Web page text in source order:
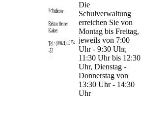
Schulleiter
Rektor Reiner
Kaiser
Tel.: (07621) 16754
-32
Die
Schulverwaltung
erreichen Sie von
Montag bis Freitag,
jeweils von 7:00
Uhr - 9:30 Uhr,
11:30 Uhr bis 12:30
Uhr, Dienstag -
Donnerstag von
13:30 Uhr - 14:30
Uhr